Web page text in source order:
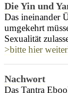
Die Yin und
Das ineinander
umgekehrt
Sexualität
>bitte hier
Nachwort
Das Tantra